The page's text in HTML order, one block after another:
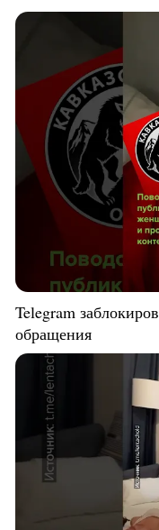
Telegram
обращения